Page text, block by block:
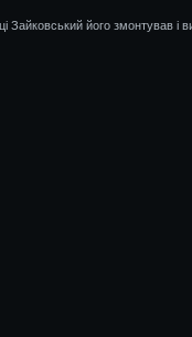
його змонтував